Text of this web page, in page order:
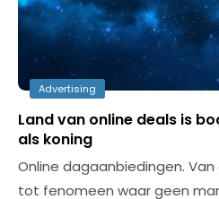
Advertising
Land van online deals is
als koning
Online dagaanbiedingen.
tot fenomeen waar geen